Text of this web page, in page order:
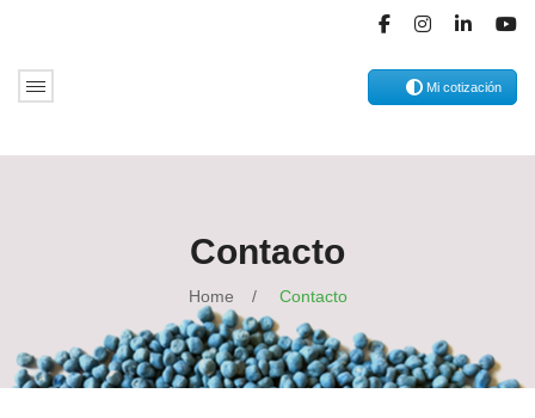
Mi cotización
Contacto
Home / Contacto